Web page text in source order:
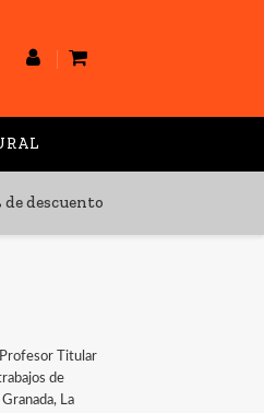
de descuento
Profesor Titular
de
La